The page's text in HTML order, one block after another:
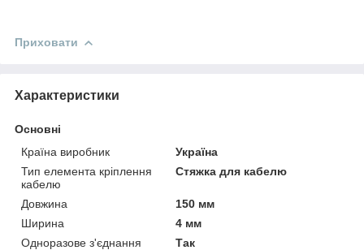
Приховати
Характеристики
Основні
Країна виробник
Україна
Тип елемента кріплення
кабелю
Стяжка для кабелю
Довжина
150 мм
Ширина
4 мм
Одноразове з'єднання
Так